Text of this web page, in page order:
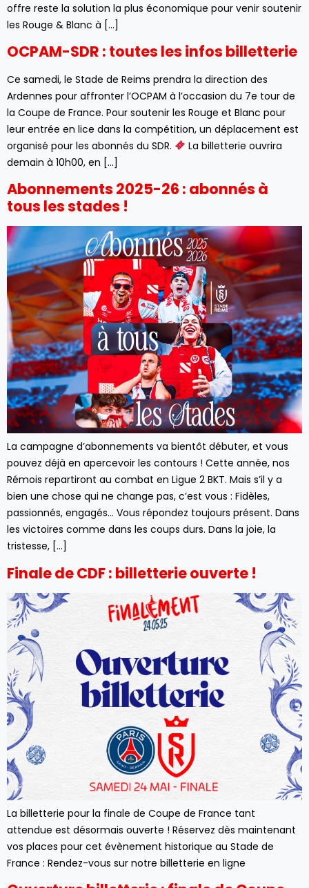
offre reste la solution la plus économique pour venir soutenir
les Rouge & Blanc à […]
OCPAM-SDR : toutes les infos billetterie
Ce samedi, le Stade de Reims prendra la direction des
Ardennes pour affronter l’OCPAM à l’occasion du 7e tour de
la Coupe de France. Pour soutenir les Rouge et Blanc pour
leur entrée en lice dans la compétition, un déplacement est
organisé pour les abonnés du SDR.
La billetterie ouvrira
demain à 10h00, en […]
Abonnements 2025-26 : abonnés à
tous les stades !
La campagne d’abonnements va bientôt débuter, et vous
pouvez déjà en apercevoir les contours ! Cette année, nos
Rémois repartiront au combat en Ligue 2 BKT. Mais s’il y a
bien une chose qui ne change pas, c’est vous : Fidèles,
passionnés, engagés… Vous répondez toujours présent. Dans
les victoires comme dans les coups durs. Dans la joie, la
tristesse, […]
Finale de CDF : billetterie ouverte !
La billetterie pour la finale de Coupe de France tant
attendue est désormais ouverte ! Réservez dès maintenant
vos places pour cet évènement historique au Stade de
France : Rendez-vous sur notre billetterie en ligne